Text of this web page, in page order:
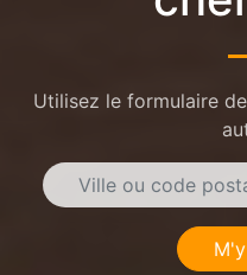
Utilisez le formulaire